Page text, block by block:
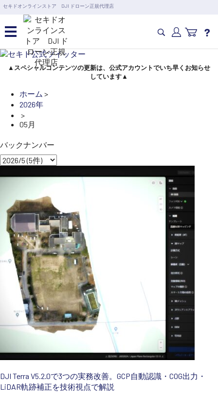
セキドオンラインストア DJI ドローン正規代理店
営業日の15時まで即日出荷
6,000円以上のご購入で送料無料！ポイント1%還元 >>
カメラドローン・生活家電
カテゴリ一覧を開く
関連製品
RC・ロボット部品
講習会･国家資格･WEBセミナー
スペシャルコンテンツ
コーポレートサイト
SEKIDO 会社概要
▲スペシャルコンテンツの更新は、公式アカウントでいち早くお知らせ
しています▲
ホーム >
2026年
>
05月
バックナンバー
DJI Terra V5.2.0で3つの実務改善。GCP自動認識・COG出力・
LiDAR軌跡補正を技術視点で解説